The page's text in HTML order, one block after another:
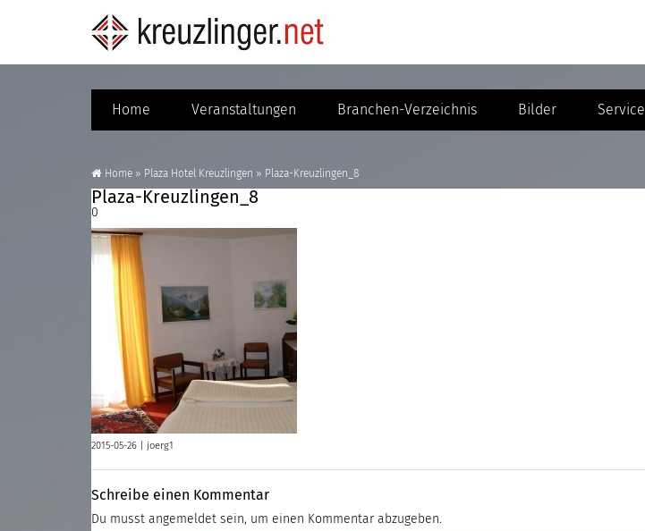
Home Veranstaltungen Branchen-Verzeichnis Bilder Service
Home » Plaza Hotel Kreuzlingen » Plaza-Kreuzlingen_8
Plaza-Kreuzlingen_8
0
2015-05-26 | joerg1
Schreibe einen Kommentar
Du musst angemeldet sein, um einen Kommentar abzugeben.